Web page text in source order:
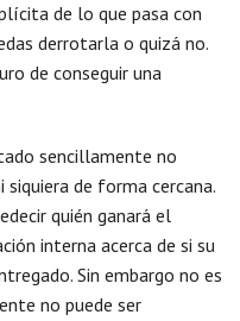
de lo que pasa con
derrotarla o quizá no.
de conseguir una
sencillamente no
de forma cercana.
quién ganará el
interna acerca de si su
Sin embargo no es
no puede ser